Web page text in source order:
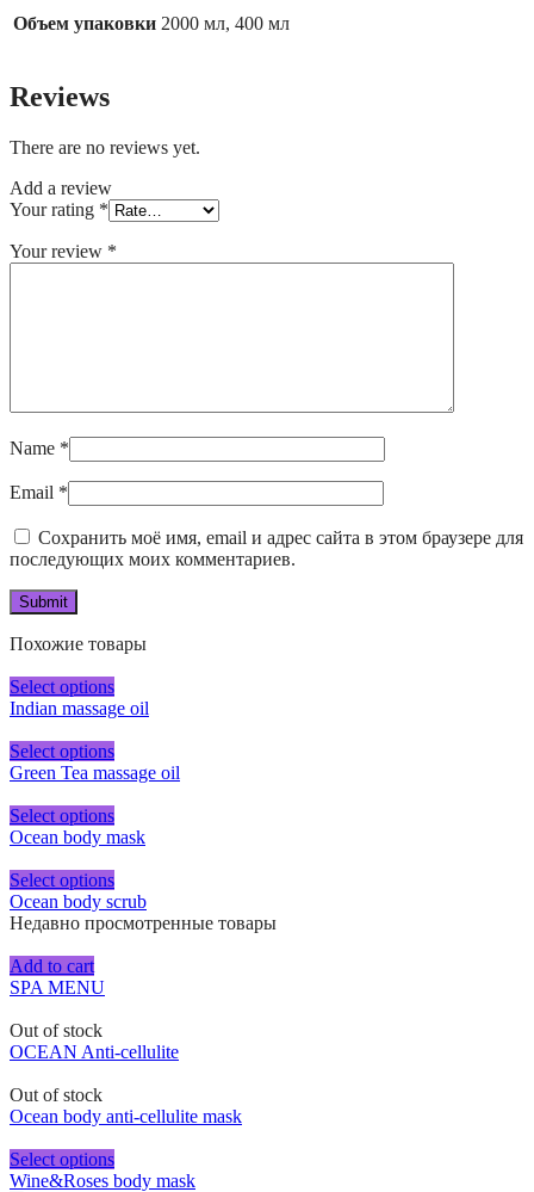
Объем упаковки 2000 мл, 400 мл
Reviews
There are no reviews yet.
Add a review
Your rating *
Your review *
Name *
Email *
Сохранить моё имя, email и адрес сайта в этом браузере для
последующих моих комментариев.
Похожие товары
Select options
Indian massage oil
Select options
Green Tea massage oil
Select options
Ocean body mask
Select options
Ocean body scrub
Недавно просмотренные товары
Add to cart
SPA MENU
Out of stock
OCEAN Anti-cellulite
Out of stock
Ocean body anti-cellulite mask
Select options
Wine&Roses body mask